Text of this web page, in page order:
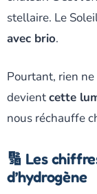
stellaire. Le
avec brio.
Pourtant, rien
devientcette
nous réchauffe
🔢 Les
d’hydrogène